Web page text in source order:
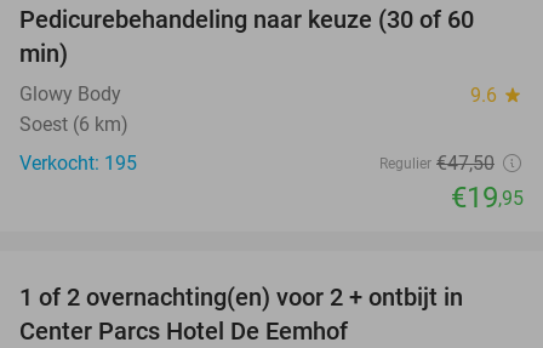
58%
Pedicurebehandeling naar keuze (30 of 60
min)
Glowy Body 9.6 star
Soest (6 km)
Verkocht: 195
Regulier €47,50
€19,95
1 of 2 overnachting(en) voor 2 + ontbijt in
Center Parcs Hotel De Eemhof